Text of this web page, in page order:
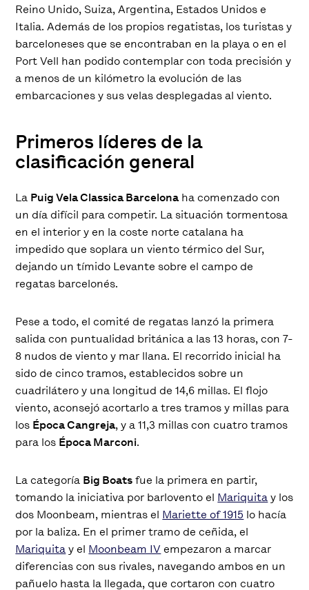
Reino Unido, Suiza, Argentina, Estados Unidos e
Italia. Además de los propios regatistas, los turistas y
barceloneses que se encontraban en la playa o en el
Port Vell han podido contemplar con toda precisión y
a menos de un kilómetro la evolución de las
embarcaciones y sus velas desplegadas al viento.
Primeros líderes de la
clasificación general
La Puig Vela Classica Barcelonaha comenzado con
un día difícil para competir. La situación tormentosa
en el interior y en la coste norte catalana ha
impedido que soplara un viento térmico del Sur,
dejando un tímido Levante sobre el campo de
regatas barcelonés.
Pese a todo, el comité de regatas lanzó la primera
salida con puntualidad británica a las 13 horas, con 7-
8 nudos de viento y mar llana. El recorrido inicial ha
sido de cinco tramos, establecidos sobre un
cuadrilátero y una longitud de 14,6 millas. El flojo
viento, aconsejó acortarlo a tres tramos y millas para
los Época Cangreja, y a 11,3 millas con cuatro tramos
para los Época Marconi.
La categoría Big Boatsfue la primera en partir,
tomando la iniciativa por barlovento el Mariquitay los
dos Moonbeam, mientras el Mariette of 1915 lo hacía
por la baliza. En el primer tramo de ceñida, el
Mariquitay el Moonbeam IV empezaron a marcar
diferencias con sus rivales, navegando ambos en un
pañuelo hasta la llegada, que cortaron con cuatro